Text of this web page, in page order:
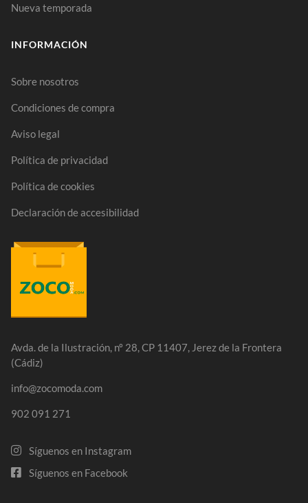
Nueva temporada
INFORMACIÓN
Sobre nosotros
Condiciones de compra
Aviso legal
Política de privacidad
Política de cookies
Declaración de accesibilidad
Avda. de la Ilustración, nº 28, CP 11407, Jerez de la Frontera
(Cádiz)
info@zocomoda.com
902 091 271
Síguenos en Instagram
Síguenos en Facebook